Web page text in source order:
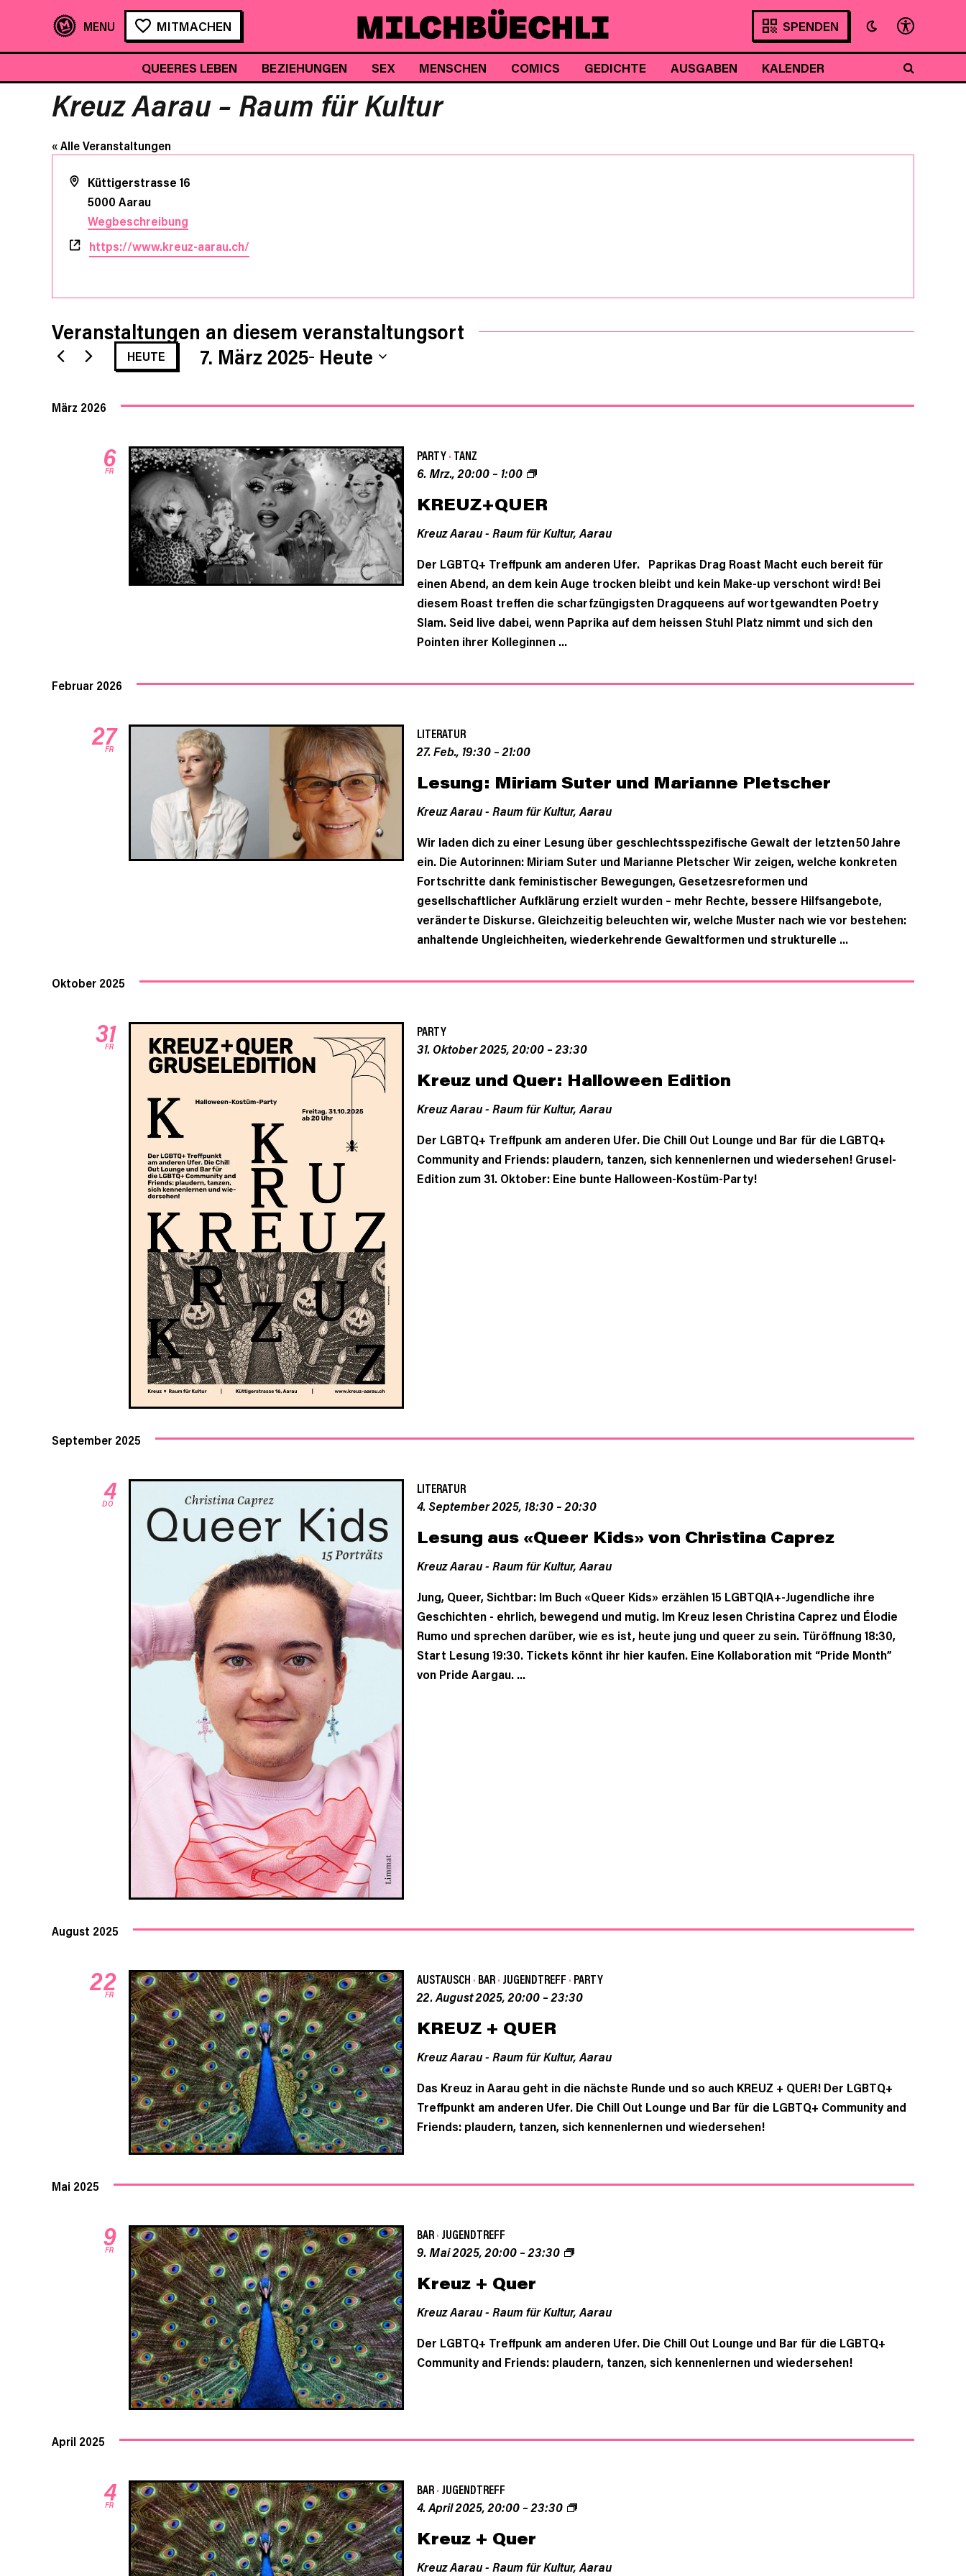
MITMACHEN SPENDEN
QUEERES LEBEN BEZIEHUNGEN SEX MENSCHEN COMICS GEDICHTE AUSGABEN KALENDER
Kreuz Aarau – Raum für Kultur
« Alle Veranstaltungen
Adresse
Küttigerstrasse 16
5000 Aarau
Wegbeschreibung
Webseite
https://www.kreuz-aarau.ch/
Veranstaltungen an diesem veranstaltungsort
HEUTE 7. März 2025 Heute
März 2026
6
FR
PARTY· TANZ
KREUZ+QUER
6. Mrz., 20:00– 1:00
Kreuz Aarau - Raum für Kultur, Aarau
Der LGBTQ+ Treffpunk am anderen Ufer. Paprikas Drag Roast Macht euch bereit für
einen Abend, an dem kein Auge trocken bleibt und kein Make-up verschont wird! Bei
diesem Roast treffen die scharfzüngigsten Dragqueens auf wortgewandten Poetry
Slam. Seid live dabei, wenn Paprika auf dem heissen Stuhl Platz nimmt und sich den
Pointen ihrer Kolleginnen ...
Februar 2026
27
FR
LITERATUR
Lesung: Miriam Suter und Marianne Pletscher
27. Feb., 19:30–21:00
Kreuz Aarau - Raum für Kultur, Aarau
Wir laden dich zu einer Lesung über geschlechtsspezifische Gewalt der letzten 50 Jahre
ein. Die Autorinnen: Miriam Suter und Marianne Pletscher Wir zeigen, welche konkreten
Fortschritte dank feministischer Bewegungen, Gesetzesreformen und
gesellschaftlicher Aufklärung erzielt wurden – mehr Rechte, bessere Hilfsangebote,
veränderte Diskurse. Gleichzeitig beleuchten wir, welche Muster nach wie vor bestehen:
anhaltende Ungleichheiten, wiederkehrende Gewaltformen und strukturelle ...
Oktober 2025
31
FR
PARTY
Kreuz und Quer: Halloween Edition
31. Oktober 2025, 20:00–23:30
Kreuz Aarau - Raum für Kultur, Aarau
Der LGBTQ+ Treffpunk am anderen Ufer. Die Chill Out Lounge und Bar für die LGBTQ+
Community and Friends: plaudern, tanzen, sich kennenlernen und wiedersehen! Grusel-
Edition zum 31. Oktober: Eine bunte Halloween-Kostüm-Party!
September 2025
4
DO
LITERATUR
Lesung aus «Queer Kids» von Christina Caprez
4. September 2025, 18:30–20:30
Kreuz Aarau - Raum für Kultur, Aarau
Jung, Queer, Sichtbar: Im Buch «Queer Kids» erzählen 15 LGBTQIA+-Jugendliche ihre
Geschichten - ehrlich, bewegend und mutig. Im Kreuz lesen Christina Caprez und Élodie
Rumo und sprechen darüber, wie es ist, heute jung und queer zu sein. Türöffnung 18:30,
Start Lesung 19:30. Tickets könnt ihr hier kaufen. Eine Kollaboration mit “Pride Month”
von Pride Aargau. ...
August 2025
22
FR
AUSTAUSCH · BAR· JUGENDTREFF · PARTY
KREUZ + QUER
22. August 2025, 20:00–23:30
Kreuz Aarau - Raum für Kultur, Aarau
Das Kreuz in Aarau geht in die nächste Runde und so auch KREUZ + QUER! Der LGBTQ+
Treffpunkt am anderen Ufer. Die Chill Out Lounge und Bar für die LGBTQ+ Community and
Friends: plaudern, tanzen, sich kennenlernen und wiedersehen!
Mai 2025
9
FR
BAR· JUGENDTREFF
Kreuz + Quer
9. Mai 2025, 20:00–23:30
Kreuz Aarau - Raum für Kultur, Aarau
Der LGBTQ+ Treffpunk am anderen Ufer. Die Chill Out Lounge und Bar für die LGBTQ+
Community and Friends: plaudern, tanzen, sich kennenlernen und wiedersehen!
April 2025
4
FR
BAR· JUGENDTREFF
Kreuz + Quer
4. April 2025, 20:00–23:30
Kreuz Aarau - Raum für Kultur, Aarau